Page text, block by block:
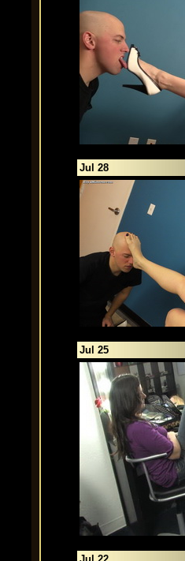
Jul 28
Jul 25